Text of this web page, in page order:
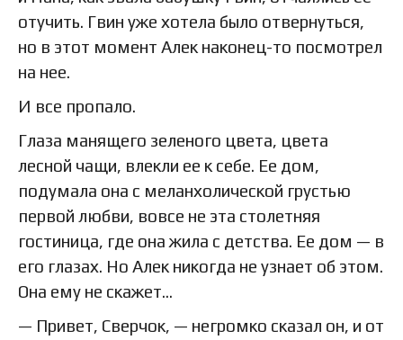
отучить. Гвин уже хотела было отвернуться,
но в этот момент Алек наконец-то посмотрел
на нее.
И все пропало.
Глаза манящего зеленого цвета, цвета
лесной чащи, влекли ее к себе. Ее дом,
подумала она с меланхолической грустью
первой любви, вовсе не эта столетняя
гостиница, где она жила с детства. Ее дом — в
его глазах. Но Алек никогда не узнает об этом.
Она ему не скажет…
— Привет, Сверчок, — негромко сказал он, и от